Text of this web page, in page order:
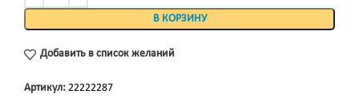
В КОРЗИНУ
Добавить в список желаний
Артикул: 22222287